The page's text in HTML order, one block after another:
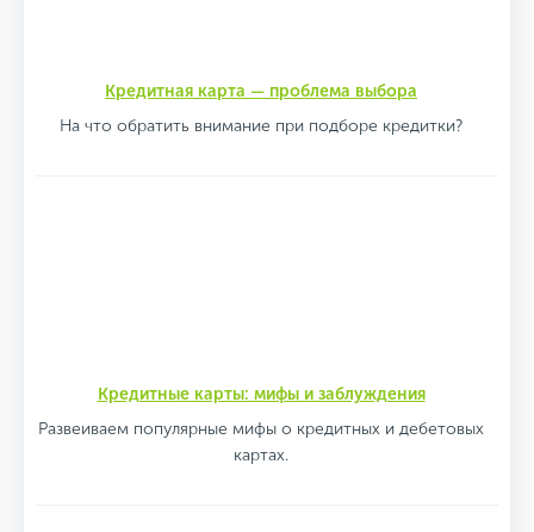
Кредитная карта — проблема выбора
На что обратить внимание при подборе кредитки?
Кредитные карты: мифы и заблуждения
Развеиваем популярные мифы о кредитных и дебетовых
картах.